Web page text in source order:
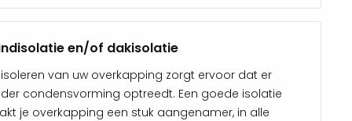
en/of dakisolatie
van uw overkapping zorgt ervoor dat er
condensvorming optreedt. Een goede isolatie
je overkapping een stuk aangenamer, in alle